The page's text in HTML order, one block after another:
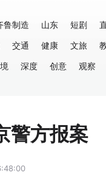
鲁制造 山东 短剧
交通 健康 文旅
深度 创意 观察
警方报案